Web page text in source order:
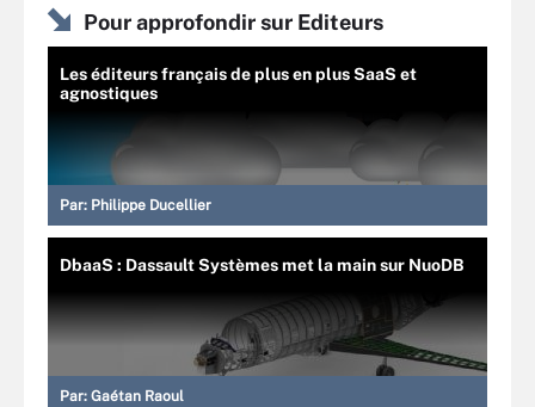
Pour approfondir sur Editeurs
Les éditeurs français de plus en plus SaaS et
agnostiques
Par: Philippe Ducellier
DbaaS : Dassault Systèmes met la main sur NuoDB
Par: Gaétan Raoul